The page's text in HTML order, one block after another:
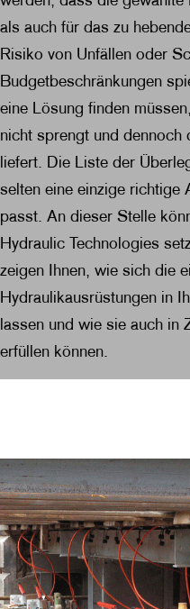
als auch für das zu
Risiko von Unfällen oder
Budgetbeschränkungen
eine Lösung finden
nicht sprengt und
liefert. Die Liste der
selten eine einzige richtige
passt. An dieser Stelle
Hydraulic Technologies
zeigen Ihnen, wie sich die
Hydraulikausrüstungen in
lassen und wie sie auch in
erfüllen können.
Für kleinere oder tragbare
Handpumpen der P-Serie
Lösung. In Kombination mit
Ventilen, Verteilern,